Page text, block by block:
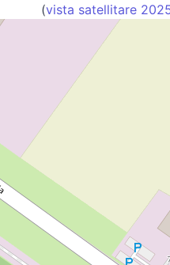
(vista satellitare